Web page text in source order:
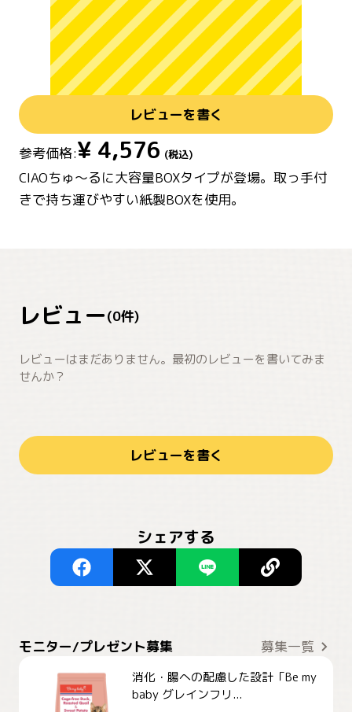
レビューを書く
参考価格:¥ 4,576 (税込)
CIAOちゅ～るに大容量BOXタイプが登場。取っ手付
きで持ち運びやすい紙製BOXを使用。
レビュー(0件)
レビューはまだありません。最初のレビューを書いてみま
せんか？
レビューを書く
シェアする
モニター/プレゼント募集 募集一覧
消化・腸への配慮した設計「Be my
baby グレインフリ...